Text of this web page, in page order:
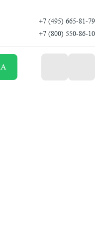
+7 (495) 665-81-79
+7 (800) 550-86-10